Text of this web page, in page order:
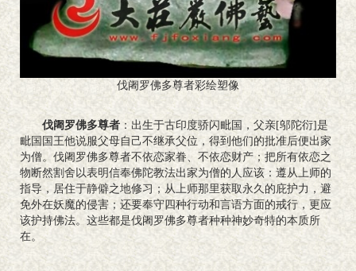
伐阇罗佛多尊者彩绘塑像
伐阇罗佛多尊者 ：出生于古印度骄闪毗国，父亲[邬陀衍]是
毗国国王他说服父母自己不继承父位，得到他们的批准后便出家
为僧。伐阇罗佛多尊者不依恋家眷、不依恋财产；把所有依恋之
物断然割舍以表明信奉佛陀教法出家为僧的人应该：遵从上师的
指导，居住于静僻之地修习；从上师那里获取永久的庇护力，避
免外在妖魔的侵害；还要奉守四种行动和言语方面的戒行，更应
该护持佛法。这些都是伐阇罗佛多尊者种种神妙奇特的本质所
在。